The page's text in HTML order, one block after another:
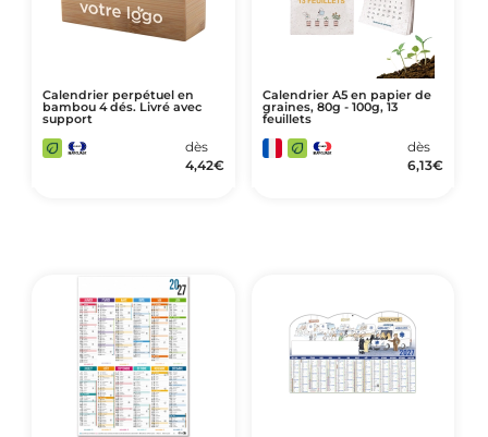
Calendrier perpétuel en
bambou 4 dés. Livré avec
support
dès
4,42€
Calendrier A5 en papier de
graines, 80g - 100g, 13
feuillets
dès
6,13€